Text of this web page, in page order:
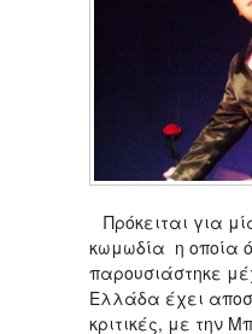
Πρόκειται για
κωμωδία η οποία
παρουσιάστηκε
Ελλάδα έχει
κριτικές, με την